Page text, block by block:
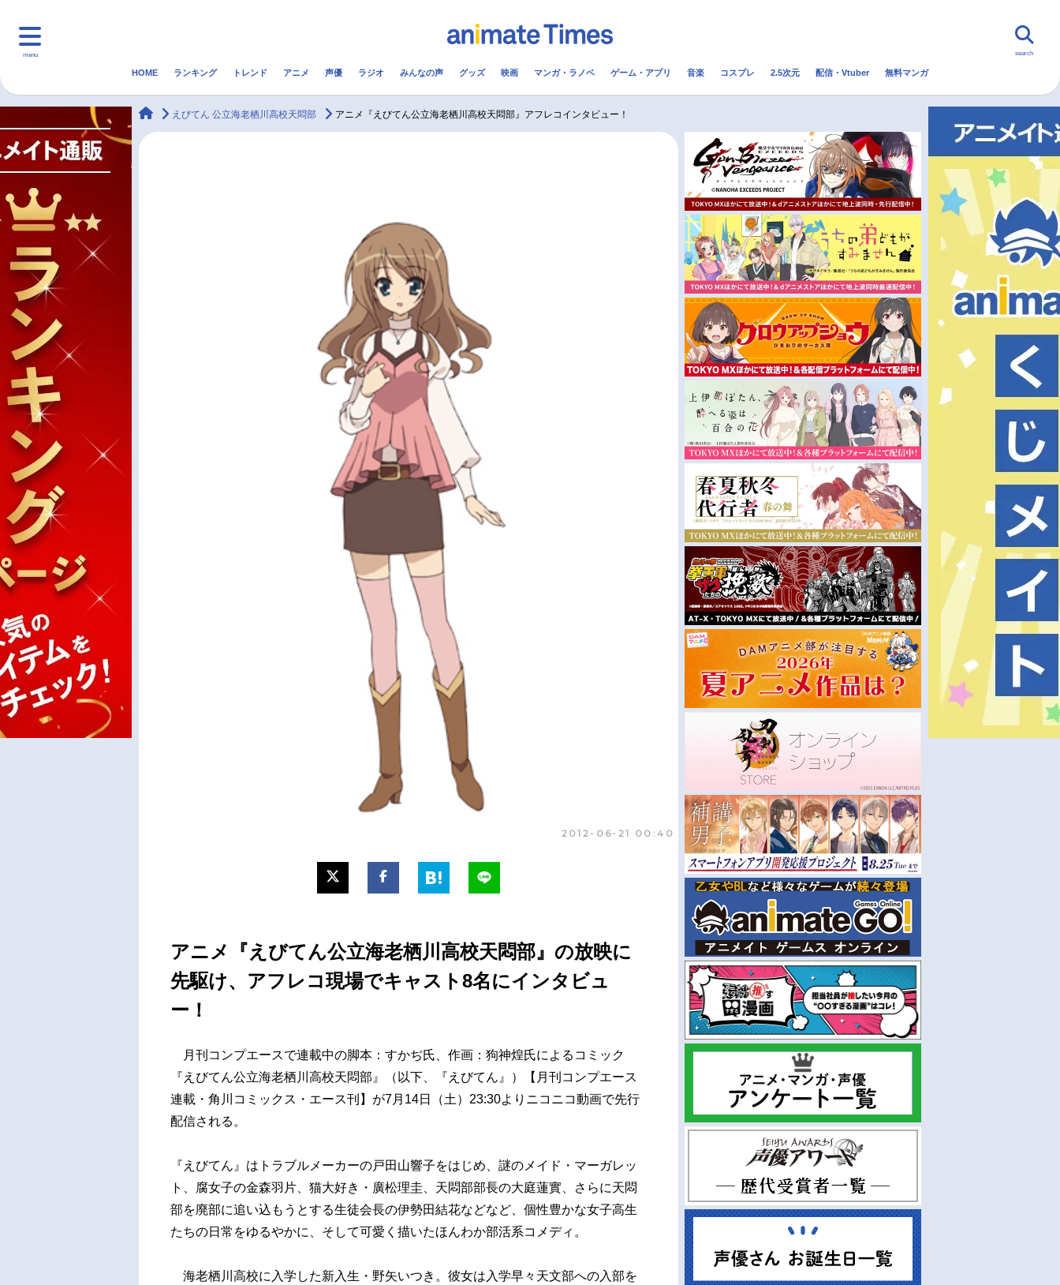
menu
マンガ・ラノベ 配信・Vtuber トレンド 無料マンガ
男性声優/女性声優一覧
今期アニメ曜日別一覧 秋アニメ
冬アニメ
search
HOME ランキング トレンド アニメ 声優 ラジオ みんなの声 グッズ 映画 マンガ・ラノベ ゲーム・アプリ 音楽 コスプレ 2.5次元 配信・Vtuber 無料マンガ
animateTimes
えびてん 公立海老栖川高校天悶部 アニメ『えびてん公立海老栖川高校天悶部』アフレコインタビュー！
2012-06-21 00:40
アニメ『えびてん公立海老栖川高校天悶部』の放映に
先駆け、アフレコ現場でキャスト8名にインタビュ
ー！
月刊コンプエースで連載中の脚本：すかぢ氏、作画：狗神煌氏によるコミック
『えびてん公立海老栖川高校天悶部』（以下、『えびてん』）【月刊コンプエース
連載・角川コミックス・エース刊】が7月14日（土）23:30よりニコニコ動画で先行
配信される。
『えびてん』はトラブルメーカーの戸田山響子をはじめ、謎のメイド・マーガレッ
ト、腐女子の金森羽片、猫大好き・廣松理圭、天悶部部長の大庭蓮實、さらに天悶
部を廃部に追い込もうとする生徒会長の伊勢田結花などなど、個性豊かな女子高生
たちの日常をゆるやかに、そして可愛く描いたほんわか部活系コメディ。
海老栖川高校に入学した新入生・野矢いつき。彼女は入学早々天文部への入部を